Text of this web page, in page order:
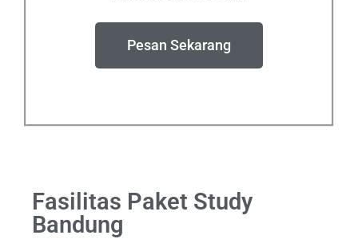
Pesan Sekarang
Fasilitas Paket Study
Bandung